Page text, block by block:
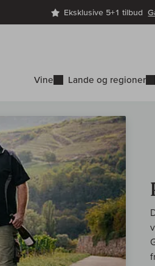
Eksklusive 5+1 tilbud
Vine Lande og regioner